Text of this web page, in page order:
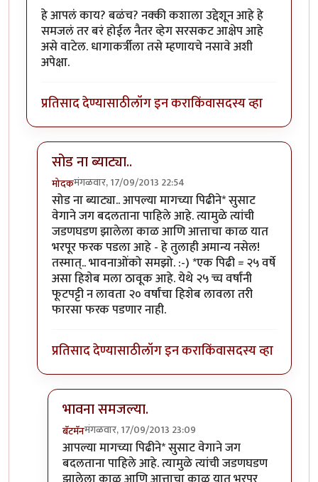
हे आपलं काय? बळंच? नक्की कशाला उद्देशून आहे हे
समजलं तर बरं होईल नैतर व्हेग सरसकट आक्षेप आहे
असे वाटेल. धागाकर्त्रीला तसे म्हणायचे नसावे अशी
अपेक्षा.
प्रतिसाद देण्यासाठीलॉग इन कराकिंवासदस्य व्हा
सोड ना ब्याट्या..
मोदकमंगळवार, 17/09/2013 22:54
In reply toलेख मस्त नॉस्टॅल्जिक. पणbyबॅटमॅन
सोड ना ब्याट्या.. आपल्या मागच्या पिढीने* सुसाट
वेगाने जग बदलताना पाहिले आहे. त्यामुळे त्यांची
जडणघडण झालेला काळ आणि आत्ताचा काळ यात
भरपूर फरक पडला आहे - हे तुलाही अमान्य नसेल!
तस्मात्.. भावनाओंको समझो. :-) *एक पिढी = २५ वर्षे
असा हिशेब मला ठावूक आहे. येथे २५ च्च वर्षांनी
फूटपट्टी न लावता २० वर्षांचा हिशेब लावला तरी
फारसा फरक पडणार नाही.
प्रतिसाद देण्यासाठीलॉग इन कराकिंवासदस्य व्हा
भावना समजल्या.
बॅटमॅनमंगळवार, 17/09/2013 23:09
In reply toसोड ना ब्याट्या..byमोदक
आपल्या मागच्या पिढीने* सुसाट वेगाने जग
बदलताना पाहिले आहे. त्यामुळे त्यांची जडणघडण